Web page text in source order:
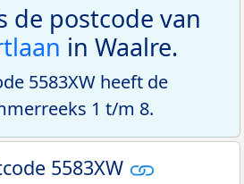
de postcode van
in Waalre.
5583XW heeft de
1 t/m 8.
5583XW